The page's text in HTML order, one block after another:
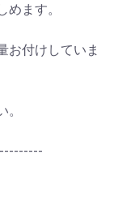
ます。
お付けしていま